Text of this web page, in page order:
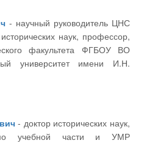
наук, профессор,
факультета ФГБОУ ВО
университет имени И.Н.
по учебной части и УМР